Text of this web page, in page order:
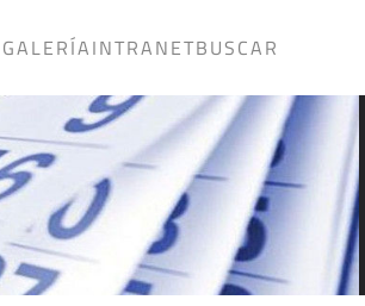
GALERÍAINTRANETBUSCAR